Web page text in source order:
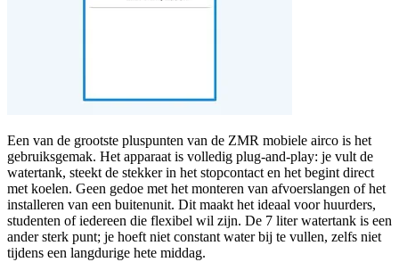
Een van de grootste pluspunten van de ZMR mobiele airco is het
gebruiksgemak. Het apparaat is volledig plug-and-play: je vult de
watertank, steekt de stekker in het stopcontact en het begint direct
met koelen. Geen gedoe met het monteren van afvoerslangen of het
installeren van een buitenunit. Dit maakt het ideaal voor huurders,
studenten of iedereen die flexibel wil zijn. De 7 liter watertank is een
ander sterk punt; je hoeft niet constant water bij te vullen, zelfs niet
tijdens een langdurige hete middag.